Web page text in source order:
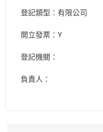
登記類型：有限公司
開立發票：Y
登記機關：
負責人：